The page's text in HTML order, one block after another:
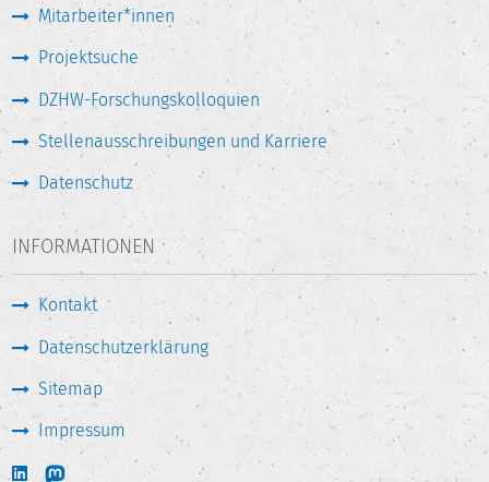
Mitarbeiter*innen
Projektsuche
DZHW-Forschungskolloquien
Stellenausschreibungen und Karriere
Datenschutz
INFORMATIONEN
Kontakt
Datenschutzerklärung
Sitemap
Impressum